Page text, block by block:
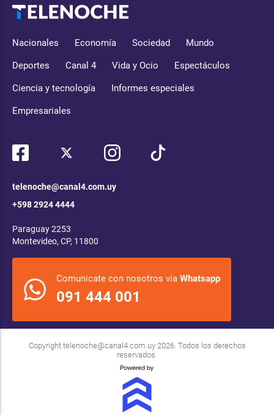
Nacionales Economía Sociedad Mundo
Deportes Canal 4 Vida y Ocio Espectáculos
Ciencia y tecnología Informes especiales
Empresariales
telenoche@canal4.com.uy
+598 2924 4444
Paraguay 2253
Montevideo, CP, 11800
Comunicate con nosotros via Whatsapp
091 444 001
Copyright telenoche@canal4.com.uy2026. Todos los derechos
reservados.